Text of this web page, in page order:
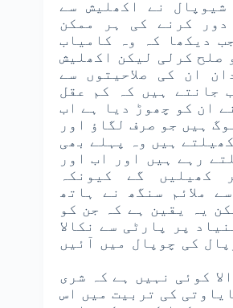
ہی شیوپال نے اکھلیش سے
دور کرنے کی ہر ممکن
دیکھا کہ وہ کامیاب
صلح کرلی لیکن اکھلیش
ان کی صلاحیتوں سے
جانتے ہیں کہ کم عقل
ان کو چھوڑ دیا ہے اب
ہیں جو صرف لگاؤ اور
ہیں وہ پہلے بھی
رہے ہیں اور اب اور
کھیلیں گے کیونکہ
ملائم سنگھ نے ہاتھ
یہ یقین ہے کہ جن کو
پر پارٹی سے نکالا
کی چوپال میں آئیں
کوئی نہیں ہے کہ شری
کی تربیت میں اس